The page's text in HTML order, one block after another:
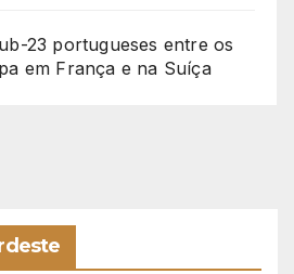
23 portugueses entre os
em França e na Suíça